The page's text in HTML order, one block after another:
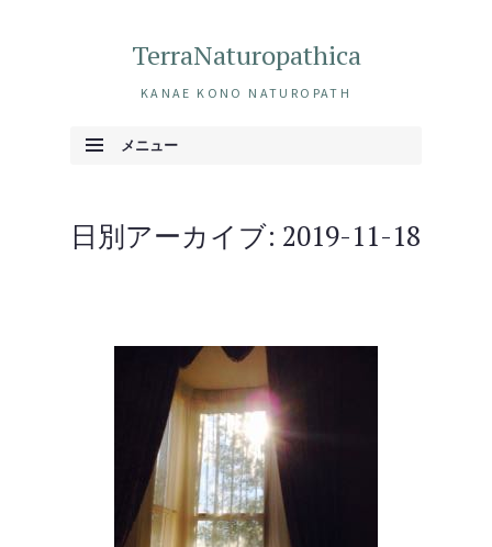
TerraNaturopathica
KANAE KONO NATUROPATH
メニュー
日別アーカイブ: 2019-11-18